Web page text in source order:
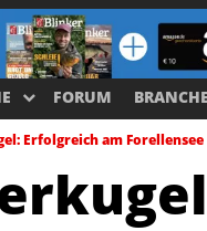
FORUM
Erfolgreich am Forellensee